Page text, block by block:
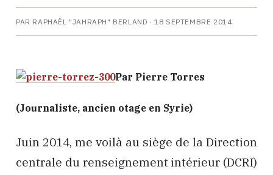
PAR RAPHAËL "JAHRAPH" BERLAND ·18 SEPTEMBRE 2014
Par Pierre Torres
(Journaliste, ancien otage en Syrie)
Juin 2014, me voilà au siège de la Direction
centrale du renseignement intérieur (DCRI)